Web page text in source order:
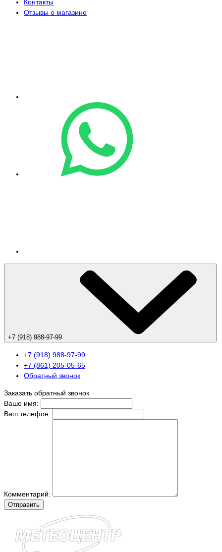
Контакты
Отзывы о магазине
+7 (918) 988-97-99
+7 (918) 988-97-99
+7 (861) 205-05-65
Обратный звонок
Заказать обратный звонок
Ваше имя:
Ваш телефон:
Комментарий:
Отправить